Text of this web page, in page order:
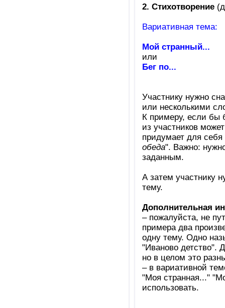
2. Стихотворение
Вариативная тема:
Мой странный...
или
Бег по...
Участнику нужно
или несколькими
К примеру, если бы
из участников
придумает для
обеда". Важно:
заданным.
А затем участнику
тему.
Дополнительная
– пожалуйста, не
примера два
одну тему. Одно
"Иваново детство".
но в целом это
– в вариативной
"Моя странная..."
использовать.